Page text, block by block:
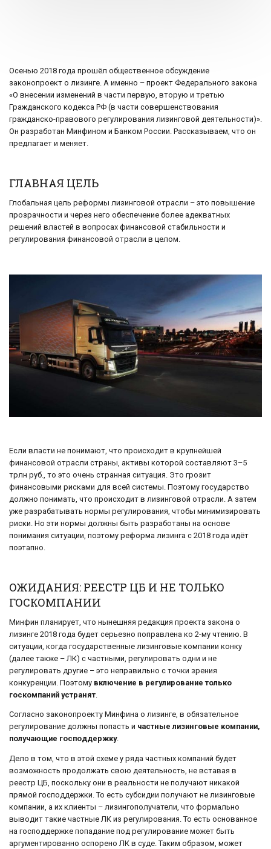
Осенью 2018 года прошёл общественное обсуждение
законопроект о лизинге. А именно – проект Федерального закона
«О внесении изменений в части первую, вторую и третью
Гражданского кодекса РФ (в части совершенствования
гражданско-правового регулирования лизинговой деятельности)».
Он разработан Минфином и Банком России. Рассказываем, что он
предлагает и меняет.
ГЛАВНАЯ ЦЕЛЬ
Глобальная цель реформы лизинговой отрасли – это повышение
прозрачности и через него обеспечение более адекватных
решений властей в вопросах финансовой стабильности и
регулирования финансовой отрасли в целом.
Если власти не понимают, что происходит в крупнейшей
финансовой отрасли страны, активы которой составляют 3–5
трлн руб., то это очень странная ситуация. Это грозит
финансовыми рисками для всей системы. Поэтому государство
должно понимать, что происходит в лизинговой отрасли. А затем
уже разрабатывать нормы регулирования, чтобы минимизировать
риски. Но эти нормы должны быть разработаны на основе
понимания ситуации, поэтому реформа лизинга с 2018 года идёт
поэтапно.
ОЖИДАНИЯ: РЕЕСТР ЦБ И НЕ ТОЛЬКО
ГОСКОМПАНИИ
Минфин планирует, что нынешняя редакция проекта закона о
лизинге 2018 года будет серьезно поправлена ко 2-му чтению. В
ситуации, когда государственные лизинговые компании конку
(далее также – ЛК) с частными, регулировать одни и не
регулировать другие – это неправильно с точки зрения
конкуренции. Поэтому включение в регулирование только
госкомпаний устранят
Согласно законопроекту Минфина о лизинге, в обязательное
регулирование должны попасть и частные лизинговые компании,
получающие господдержку.
Дело в том, что в этой схеме у ряда частных компаний будет
возможность продолжать свою деятельность, не вставая в
реестр ЦБ, поскольку они в реальности не получают никакой
прямой господдержки. То есть субсидии получают не лизинговые
компании, а их клиенты – лизингополучатели, что формально
выводит такие частные ЛК из регулирования. То есть основанное
на господдержке попадание под регулирование может быть
аргументированно оспорено ЛК в суде. Таким образом, может